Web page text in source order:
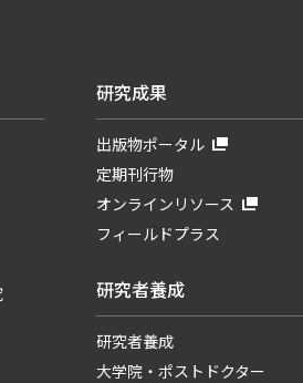
研究成果
出版物ポータル
定期刊行物
オンラインリソース
フィールドプラス
研究者養成
研究者養成
大学院・ポストドクター